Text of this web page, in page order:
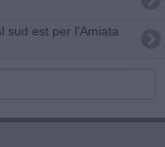
sud est per l'Amiata